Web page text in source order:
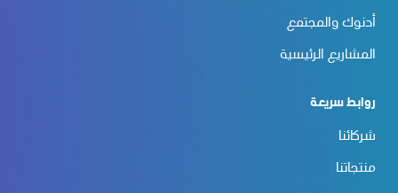
أدنوك والمجتمع
المشاريع الرئيسية
روابط سريعة
شركائنا
منتجاتنا